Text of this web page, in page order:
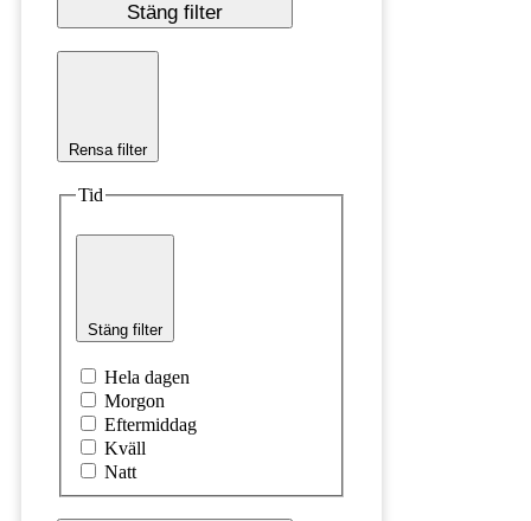
Stäng filter
Rensa filter
Tid
Stäng filter
Hela dagen
Morgon
Eftermiddag
Kväll
Natt